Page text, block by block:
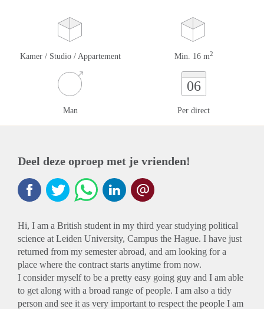
Kamer / Studio / Appartement Min. 16 m2
Man
06
Per direct
Deel deze oproep met je vrienden!
Hi, I am a British student in my third year studying political
science at Leiden University, Campus the Hague. I have just
returned from my semester abroad, and am looking for a
place where the contract starts anytime from now.
I consider myself to be a pretty easy going guy and I am able
to get along with a broad range of people. I am also a tidy
person and see it as very important to respect the people I am